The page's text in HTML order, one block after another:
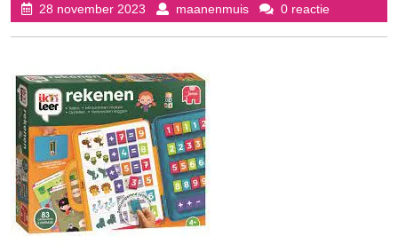
28 november 2023 28
november
maanenmuismaanenmuis
0 reactie